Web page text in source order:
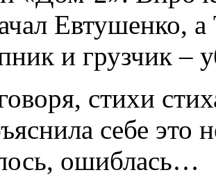
Евтушенко,
и грузчик –
стихи
себе это
ошиблась…